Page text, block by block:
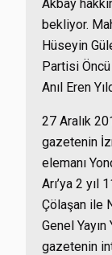
Akbay
bekliyor.
Hüseyin
Partisi Öncü
Anıl Eren
27 Aralık
gazetenin
elemanı
Arı’ya 2 yıl
Çölaşan ile
Genel
gazetenin